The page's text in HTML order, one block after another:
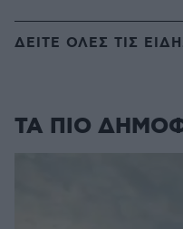
ΔΕΙΤΕ ΟΛΕΣ ΤΙΣ
ΤΑ ΠΙΟ